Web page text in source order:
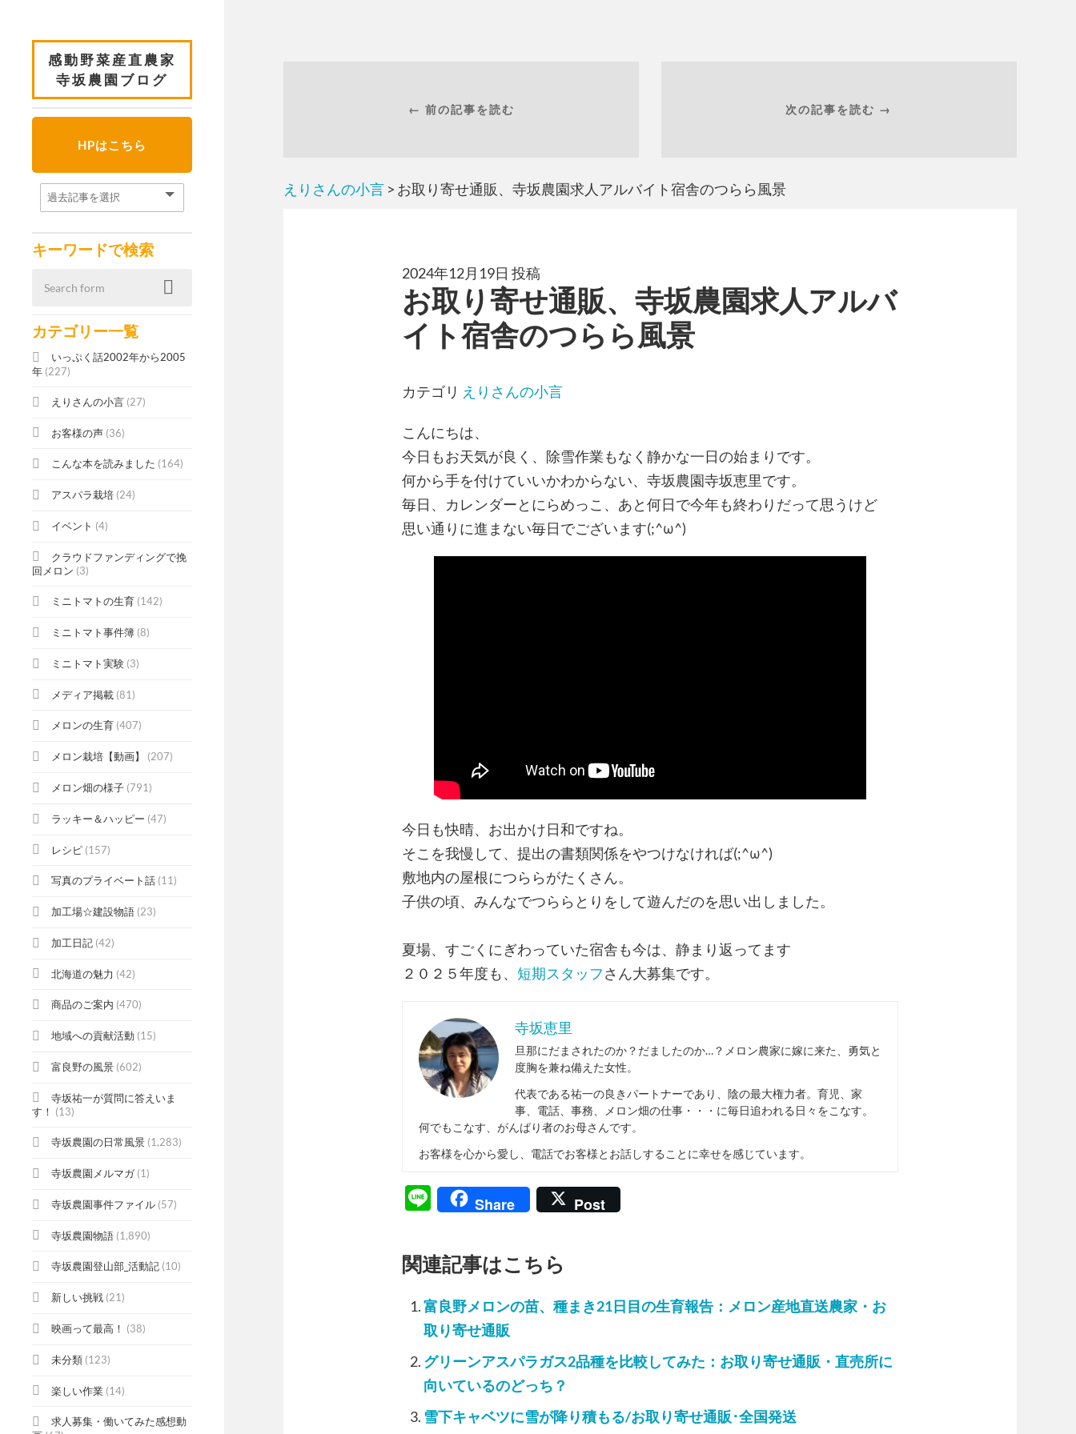
感動野菜産直農家
寺坂農園ブログ
HPはこちら
キーワードで検索
カテゴリー一覧
いっぷく話2002年から2005
年 (227)
えりさんの小言 (27)
お客様の声 (36)
こんな本を読みました (164)
アスパラ栽培 (24)
イベント (4)
クラウドファンディングで挽
回メロン (3)
ミニトマトの生育 (142)
ミニトマト事件簿 (8)
ミニトマト実験 (3)
メディア掲載 (81)
メロンの生育 (407)
メロン栽培【動画】 (207)
メロン畑の様子 (791)
ラッキー＆ハッピー (47)
レシピ (157)
写真のプライベート話 (11)
加工場☆建設物語 (23)
加工日記 (42)
北海道の魅力 (42)
商品のご案内 (470)
地域への貢献活動 (15)
富良野の風景 (602)
寺坂祐一が質問に答えいま
す！ (13)
寺坂農園の日常風景 (1,283)
寺坂農園メルマガ(1)
寺坂農園事件ファイル (57)
寺坂農園物語 (1,890)
寺坂農園登山部_活動記 (10)
新しい挑戦 (21)
映画って最高！ (38)
未分類 (123)
楽しい作業 (14)
求人募集・働いてみた感想動
← 前の記事を読む 次の記事を読む →
えりさんの小言 > お取り寄せ通販、寺坂農園求人アルバイト宿舎のつらら風景
2024年12月19日 投稿
お取り寄せ通販、寺坂農園求人アルバ
イト宿舎のつらら風景
カテゴリ えりさんの小言
こんにちは、
今日もお天気が良く、除雪作業もなく静かな一日の始まりです。
何から手を付けていいかわからない、寺坂農園寺坂恵里です。
毎日、カレンダーとにらめっこ、あと何日で今年も終わりだって思うけど
思い通りに進まない毎日でございます(;^ω^)
今日も快晴、お出かけ日和ですね。
そこを我慢して、提出の書類関係をやつけなければ(;^ω^)
敷地内の屋根につららがたくさん。
子供の頃、みんなでつららとりをして遊んだのを思い出しました。
夏場、すごくにぎわっていた宿舎も今は、静まり返ってます
２０２５年度も、 短期スタッフさん大募集です。
寺坂恵里
旦那にだまされたのか？だましたのか…？メロン農家に嫁に来た、勇気と
度胸を兼ね備えた女性。
代表である祐一の良きパートナーであり、陰の最大権力者。育児、家
事、電話、事務、メロン畑の仕事・・・に毎日追われる日々をこなす。
何でもこなす、がんばり者のお母さんです。
お客様を心から愛し、電話でお客様とお話しすることに幸せを感じています。
LineShare Post
関連記事はこちら
富良野メロンの苗、種まき21日目の生育報告：メロン産地直送農家・お
取り寄せ通販
グリーンアスパラガス2品種を比較してみた：お取り寄せ通販・直売所に
向いているのどっち？
雪下キャベツに雪が降り積もる/お取り寄せ通販･全国発送